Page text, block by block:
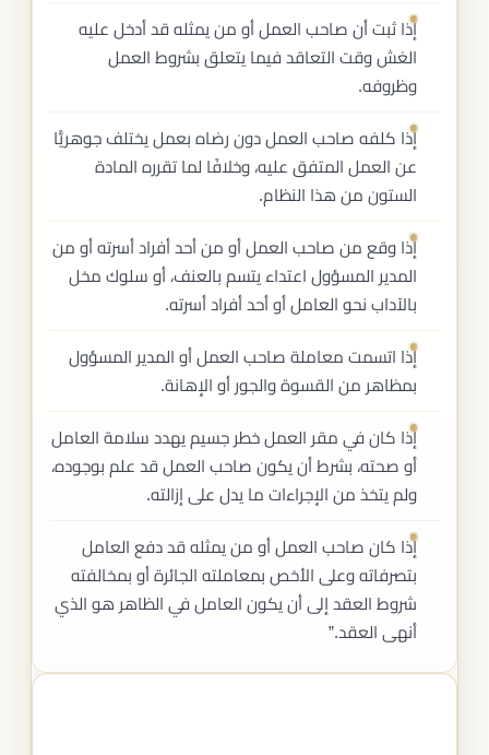
إذا ثبت أن صاحب العمل أو من يمثله قد أدخل عليه
الغش وقت التعاقد فيما يتعلق بشروط العمل
وظروفه.
إذا كلفه صاحب العمل دون رضاه بعمل يختلف جوهريًّا
عن العمل المتفق عليه، وخلافًا لما تقرره المادة
الستون من هذا النظام.
إذا وقع من صاحب العمل أو من أحد أفراد أسرته أو من
المدير المسؤول اعتداء يتسم بالعنف، أو سلوك مخل
بالآداب نحو العامل أو أحد أفراد أسرته.
إذا اتسمت معاملة صاحب العمل أو المدير المسؤول
بمظاهر من القسوة والجور أو الإهانة.
إذا كان في مقر العمل خطر جسيم يهدد سلامة العامل
أو صحته، بشرط أن يكون صاحب العمل قد علم بوجوده،
ولم يتخذ من الإجراءات ما يدل على إزالته.
إذا كان صاحب العمل أو من يمثله قد دفع العامل
بتصرفاته وعلى الأخص بمعاملته الجائرة أو بمخالفته
شروط العقد إلى أن يكون العامل في الظاهر هو الذي
أنهى العقد.”